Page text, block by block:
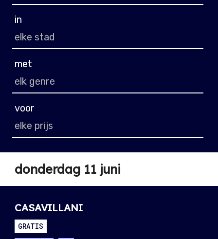
in
met
voor
donderdag 11 juni
CASAVILLANI
GRATIS